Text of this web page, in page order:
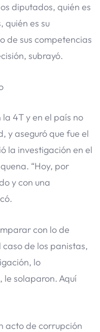
diputados, quién es
quién es su
de sus competencias
subrayó.
4T y en el país no
y aseguró que fue el
la investigación en el
“Hoy, por
y con una
con lo de
de los panistas,
lo
solaparon. Aquí
acto de corrupción